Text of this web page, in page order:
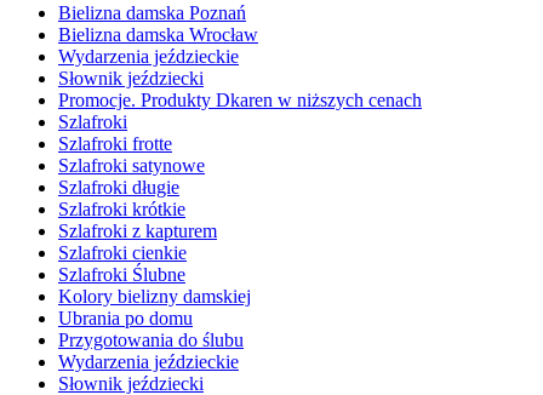
Bielizna damska Poznań
Bielizna damska Wrocław
Wydarzenia jeździeckie
Słownik jeździecki
Promocje. Produkty Dkaren w niższych cenach
Szlafroki
Szlafroki frotte
Szlafroki satynowe
Szlafroki długie
Szlafroki krótkie
Szlafroki z kapturem
Szlafroki cienkie
Szlafroki Ślubne
Kolory bielizny damskiej
Ubrania po domu
Przygotowania do ślubu
Wydarzenia jeździeckie
Słownik jeździecki